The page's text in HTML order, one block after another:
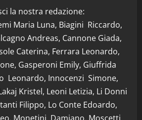
la nostra redazione:
Maria Luna, Biagini Riccardo,
Andreas, Cannone Giada,
Caterina, Ferrara Leonardo,
Gasperoni Emily, Giuffrida
Leonardo, Innocenzi Simone,
Kristel, Leoni Letizia, Li Donni
Filippo, Lo Conte Edoardo,